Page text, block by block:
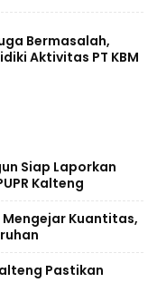
Bermasalah,
Aktivitas PT KBM
Siap Laporkan
Kalteng
Kuantitas,
Pastikan